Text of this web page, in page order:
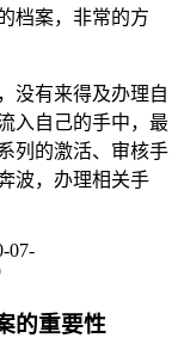
档案，非常的方
没有来得及办理自
入自己的手中，最
列的激活、审核手
波，办理相关手
的重要性